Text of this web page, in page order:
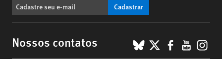
Cadastrar
Nossos contatos BlueSky
X